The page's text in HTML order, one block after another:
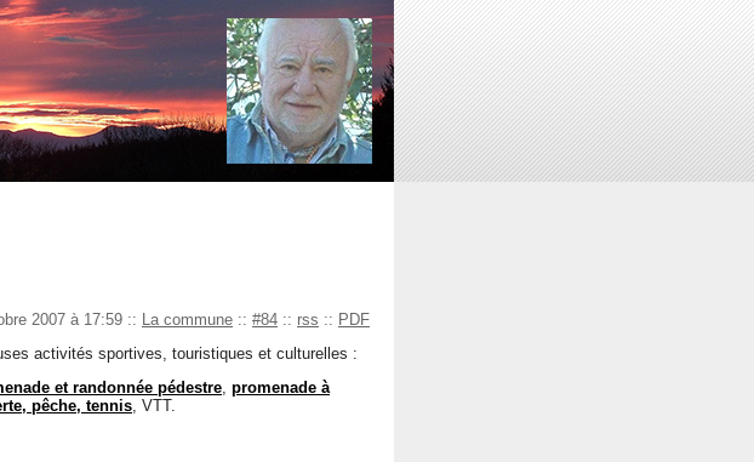
2007 à 17:59 :: La commune :: #84 :: rss :: PDF
activités sportives, touristiques et culturelles :
et randonnée pédestre promenade à
pêche, tennis , VTT.